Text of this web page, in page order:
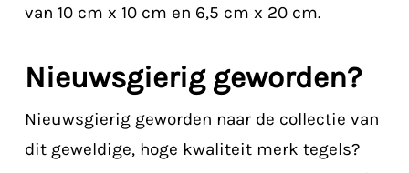
van 10 cm x 10 cm en 6,5 cm x 20 cm.
Nieuwsgierig geworden?
Nieuwsgierig geworden naar de collectie van
dit geweldige, hoge kwaliteit merk tegels?